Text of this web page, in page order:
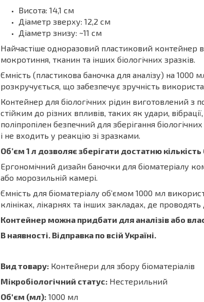
Висота: 14,1 см
Діаметр зверху: 12,2 см
Діаметр знизу: ~11 см
Найчастіше одноразовий пластиковий контейнер
мокротиння, тканин та інших біологічних зразків.
Ємність (пластикова баночка для аналізу) на
розкручується, що забезпечує зручність
Контейнер для біологічних рідин виготовлений з
стійким до різних впливів, таких як удари,
поліпропілен безпечний для зберігання
і не входить у реакцію зі зразками.
Об’єм 1 л дозволяє зберігати достатню кількість
Ергономічний дизайн баночки для біоматеріалу
або морозильній камері.
Ємність для біоматеріалу об’ємом 1000 мл
клініках, лікарнях та інших закладах, де проводять
Контейнер можна придбати для аналізів або
В наявності. Відправка по всій Україні.
Вид товару: Контейнери для збору біоматеріалів
Мікробіологічний статус: Нестерильний
Об'єм (мл): 1000 мл